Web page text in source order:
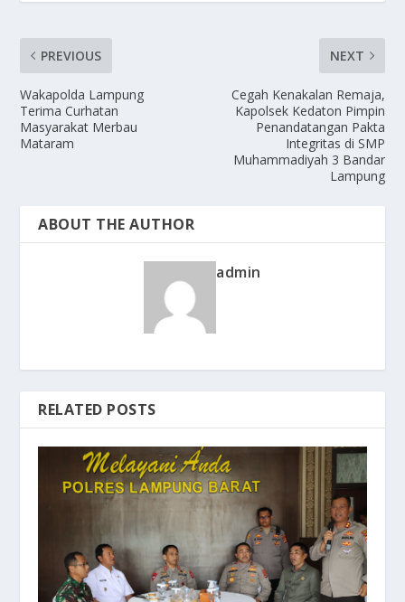
PREVIOUS
Wakapolda Lampung
Terima Curhatan
Masyarakat Merbau
Mataram
NEXT
Cegah Kenakalan Remaja,
Kapolsek Kedaton Pimpin
Penandatangan Pakta
Integritas di SMP
Muhammadiyah 3 Bandar
Lampung
ABOUT THE AUTHOR
admin
RELATED POSTS